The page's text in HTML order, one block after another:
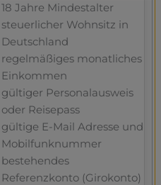
18 Jahre Mindestalter
steuerlicher Wohnsitz in
Deutschland
regelmäßiges monatliches
Einkommen
gültiger Personalausweis
oder Reisepass
gültige E-Mail Adresse und
Mobilfunknummer
bestehendes
Referenzkonto (Girokonto)